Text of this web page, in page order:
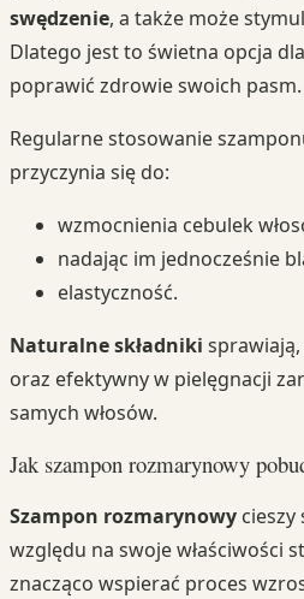
swędzenie, a także może
Dlatego jest to świetna opcja
poprawić zdrowie swoich pasm.
Regularne stosowanie
przyczynia się do:
wzmocnienia cebulek
nadając im jednocześnie
elastyczność.
Naturalne składniki
oraz efektywny w pielęgnacji
samych włosów.
Jak szampon rozmarynowy
Szampon rozmarynowy cieszy
względu na swoje właściwości
znacząco wspierać proces